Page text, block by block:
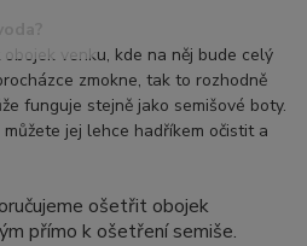
venku, kde na něj bude celý
zmokne, tak to rozhodně
funguje stejně jako semišové boty.
jej lehce hadříkem očistit a
ošetřit obojek
přímo k ošetření semiše.